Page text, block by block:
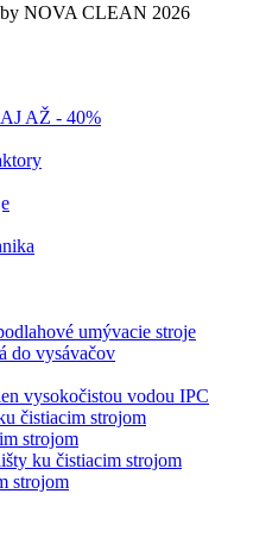
NOVA CLEAN 2026
AŽ - 40%
umývacie stroje
do vysávačov
vysokočistou vodou IPC
čistiacim strojom
strojom
ku čistiacim strojom
strojom